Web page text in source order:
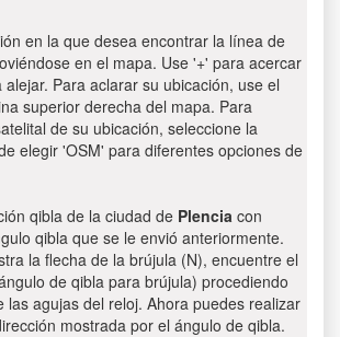
en la que desea encontrar la línea de
en el mapa. Use '+' para acercar
Para aclarar su ubicación, use el
superior derecha del mapa. Para
de su ubicación, seleccione la
elegir 'OSM' para diferentes opciones de
qibla de la ciudad de Plencia con
qibla que se le envió anteriormente.
la flecha de la brújula (N), encuentre el
de qibla para brújula) procediendo
las agujas del reloj. Ahora puedes realizar
mostrada por el ángulo de qibla.